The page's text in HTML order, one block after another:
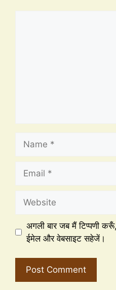
अगली बार जब मैं टिप्पणी
ईमेल और वेबसाइट सहेजें।